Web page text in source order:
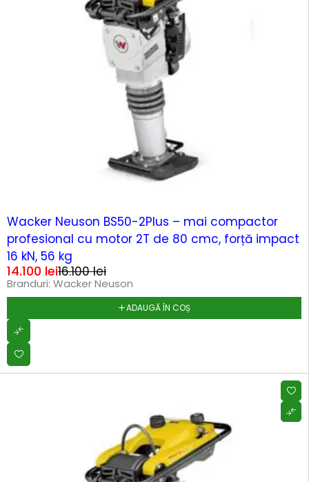
Wacker Neuson BS50-2Plus – mai compactor
profesional cu motor 2T de 80 cmc, forță impact
16 kN, 56 kg
16.100lei
14.100 lei
Branduri: Wacker Neuson
ADAUGĂ ÎN COȘ